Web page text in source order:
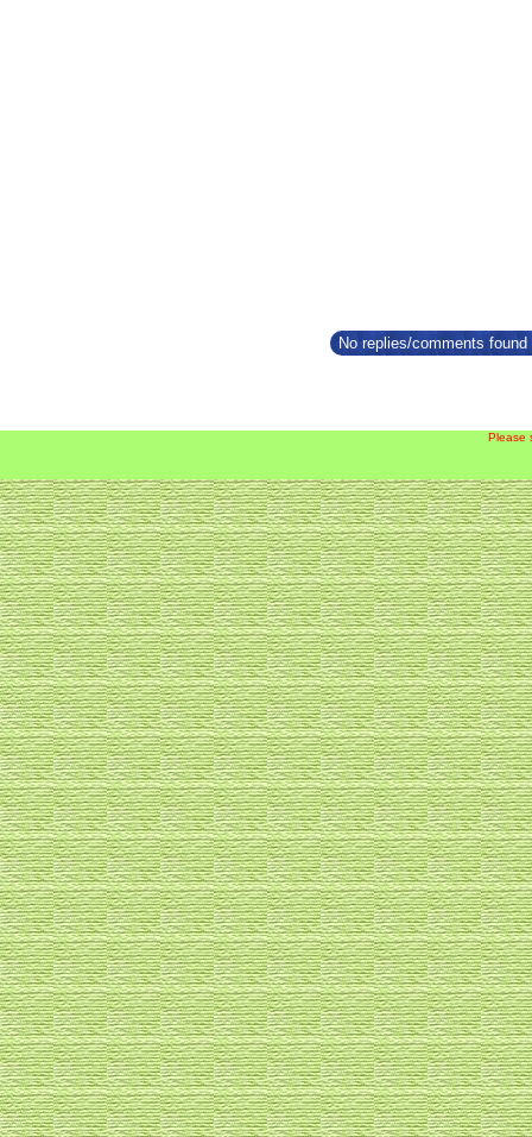
No replies/comments
Please